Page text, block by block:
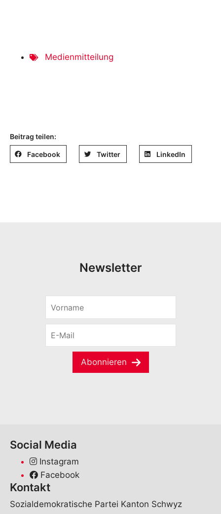
Medienmitteilung
Beitrag teilen:
Facebook Twitter LinkedIn
Newsletter
r
M
Abonnieren
Social Media
Instagram
Facebook
Kontakt
Sozialdemokratische Partei Kanton Schwyz